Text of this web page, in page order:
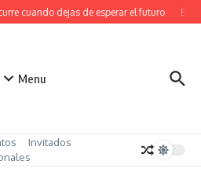
cuando dejas de esperar el futuro El
Menu
Invitados